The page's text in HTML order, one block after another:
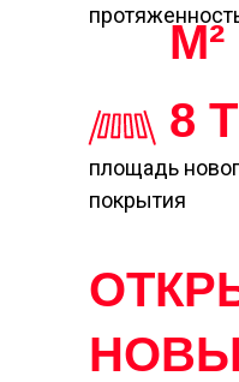
Кез
М²
8
площадь
покрытия